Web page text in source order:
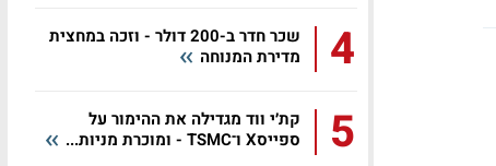
4
שכר חדר ב-200 דולר - וזכה במחצית
מדירת המנוחה
5
קת׳י ווד מגדילה את ההימור על
ספייסX ו־TSMC - ומוכרת מניות...